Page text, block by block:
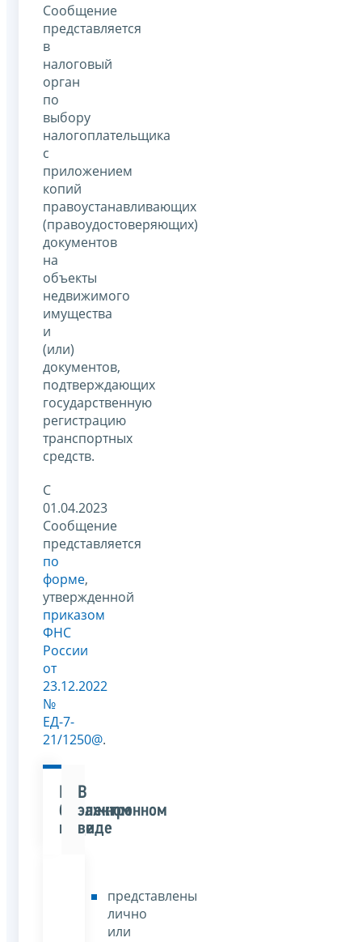
Сообщение
представляется
в
налоговый
орган
по
выбору
налогоплательщика
с
приложением
копий
правоустанавливающих
(правоудостоверяющих)
документов
на
объекты
недвижимого
имущества
и
(или)
документов,
подтверждающих
государственную
регистрацию
транспортных
средств.
С
01.04.2023
Сообщение
представляется
по
форме,
утвержденной
приказом
ФНС
России
от
23.12.2022
№
ЕД-7-
21/1250@.
В
бумажном
виде
В
электронном
виде
представлены
лично
или